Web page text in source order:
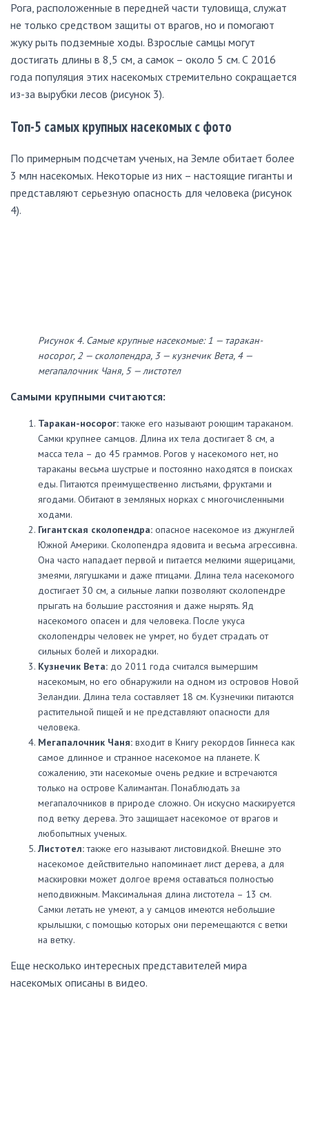
Рога, расположенные в передней части туловища, служат
не только средством защиты от врагов, но и помогают
жуку рыть подземные ходы. Взрослые самцы могут
достигать длины в 8,5 см, а самок – около 5 см. С 2016
года популяция этих насекомых стремительно сокращается
из-за вырубки лесов (рисунок 3).
Топ-5 самых крупных насекомых с фото
По примерным подсчетам ученых, на Земле обитает более
3 млн насекомых. Некоторые из них – настоящие гиганты и
представляют серьезную опасность для человека (рисунок
4).
Рисунок 4. Самые крупные насекомые: 1 — таракан-
носорог, 2 — сколопендра, 3 — кузнечик Вета, 4 —
мегапалочник Чаня, 5 — листотел
Самыми крупными считаются:
Таракан-носорог:также его называют роющим тараканом.
Самки крупнее самцов. Длина их тела достигает 8 см, а
масса тела – до 45 граммов. Рогов у насекомого нет, но
тараканы весьма шустрые и постоянно находятся в поисках
еды. Питаются преимущественно листьями, фруктами и
ягодами. Обитают в земляных норках с многочисленными
ходами.
Гигантская сколопендра: опасное насекомое из джунглей
Южной Америки. Сколопендра ядовита и весьма агрессивна.
Она часто нападает первой и питается мелкими ящерицами,
змеями, лягушками и даже птицами. Длина тела насекомого
достигает 30 см, а сильные лапки позволяют сколопендре
прыгать на большие расстояния и даже нырять. Яд
насекомого опасен и для человека. После укуса
сколопендры человек не умрет, но будет страдать от
сильных болей и лихорадки.
Кузнечик Вета: до 2011 года считался вымершим
насекомым, но его обнаружили на одном из островов Новой
Зеландии. Длина тела составляет 18 см. Кузнечики питаются
растительной пищей и не представляют опасности для
человека.
Мегапалочник Чаня: входит в Книгу рекордов Гиннеса как
самое длинное и странное насекомое на планете. К
сожалению, эти насекомые очень редкие и встречаются
только на острове Калимантан. Понаблюдать за
мегапалочников в природе сложно. Он искусно маскируется
под ветку дерева. Это защищает насекомое от врагов и
любопытных ученых.
Листотел:также его называют листовидкой. Внешне это
насекомое действительно напоминает лист дерева, а для
маскировки может долгое время оставаться полностью
неподвижным. Максимальная длина листотела – 13 см.
Самки летать не умеют, а у самцов имеются небольшие
крылышки, с помощью которых они перемещаются с ветки
на ветку.
Еще несколько интересных представителей мира
насекомых описаны в видео.